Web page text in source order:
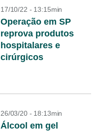
17/10/22 - 13:15min
Operação em SP
reprova produtos
hospitalares e
cirúrgicos
26/03/20 - 18:13min
Álcool em gel